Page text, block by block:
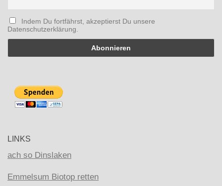
Indem Du fortfährst, akzeptierst Du unsere
Datenschutzerklärung.
LINKS
ach so Dinslaken
Emmelsum Biotop retten